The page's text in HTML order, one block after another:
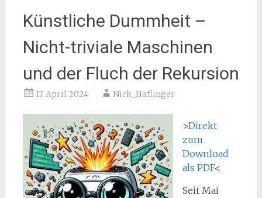
Künstliche Dummheit –
Nicht-triviale Maschinen
und der Fluch der Rekursion
17. April 2024 Nick_Haflinger
>Direkt
zum
Download
als PDF<
Seit Mai